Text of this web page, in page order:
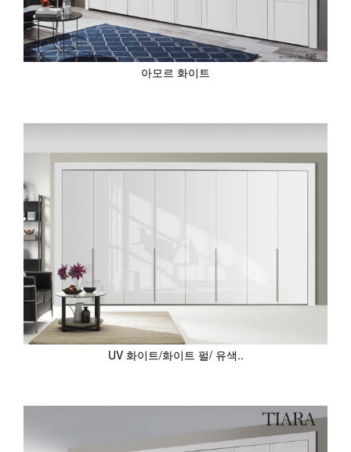
아모르 화이트
UV 화이트/화이트 펄/ 유색..